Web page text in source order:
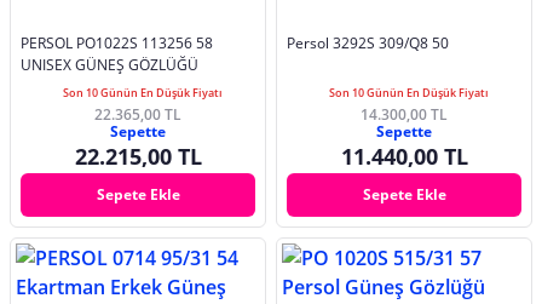
PERSOL PO1022S 113256 58
UNISEX GÜNEŞ GÖZLÜĞÜ
Son 10 Günün En Düşük Fiyatı
22.365,00 TL
Sepette
22.215,00 TL
Sepete Ekle
Persol 3292S 309/Q8 50
Son 10 Günün En Düşük Fiyatı
14.300,00 TL
Sepette
11.440,00 TL
Sepete Ekle